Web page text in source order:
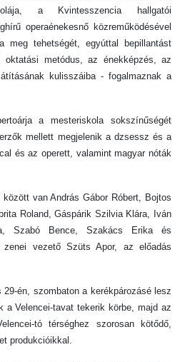
a Kvintesszencia hallgatói
operaénekesnő közreműködésével
meg tehetségét, egyúttal bepillantást
metódus, az énekképzés, az
kulisszáiba - fogalmaznak a
a mesteriskola sokszínűségét
mellett megjelenik a dzsessz és a
és az operett, valamint magyar nóták
van András Gábor Róbert, Bojtos
Roland, Gáspárik Szilvia Klára, Iván
Szabó Bence, Szakács Erika és
vezető Szüts Apor, az előadás
én, szombaton a kerékpározásé lesz
a Velencei-tavat tekerik körbe, majd az
tó térséghez szorosan kötődő,
produkcióikkal.